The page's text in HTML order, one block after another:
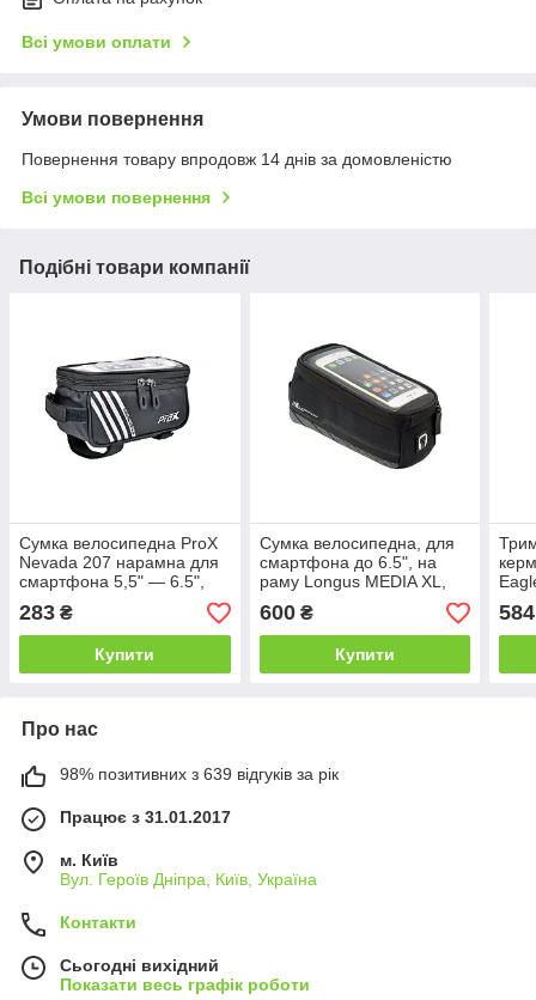
Всі умови оплати
Умови повернення
Повернення товару впродовж 14 днів за домовленістю
Всі умови повернення
Подібні товари компанії
Сумка велосипедна ProX
Nevada 207 нарамна для
смартфона 5,5" — 6.5",
чорна
283 ₴
Купити
Сумка велосипедна, для
смартфона до 6.5", на
раму Longus MEDIA XL,
чорна
600₴
Купити
584
Про нас
98% позитивних з 639 відгуків за рік
Працює з 31.01.2017
м. Київ
Вул. Героїв Дніпра, Київ, Україна
Контакти
Сьогодні вихідний
Показати весь графік роботи